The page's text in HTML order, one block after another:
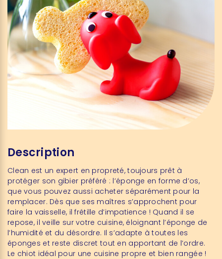
Description
Clean est un expert en propreté, toujours prêt à
protéger son gibier préféré : l’éponge en forme d’os,
que vous pouvez aussi acheter séparément pour la
remplacer. Dès que ses maîtres s’approchent pour
faire la vaisselle, il frétille d’impatience ! Quand il se
repose, il veille sur votre cuisine, éloignant l’éponge de
l’humidité et du désordre. Il s’adapte à toutes les
éponges et reste discret tout en apportant de l’ordre.
Le chiot idéal pour une cuisine propre et bien rangée !